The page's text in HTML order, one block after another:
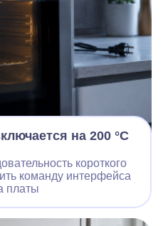
на 200 °C
короткого
команду интерфейса
платы